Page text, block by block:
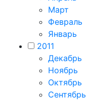
Март
Февраль
Январь
2011
Декабрь
Ноябрь
Октябрь
Сентябрь